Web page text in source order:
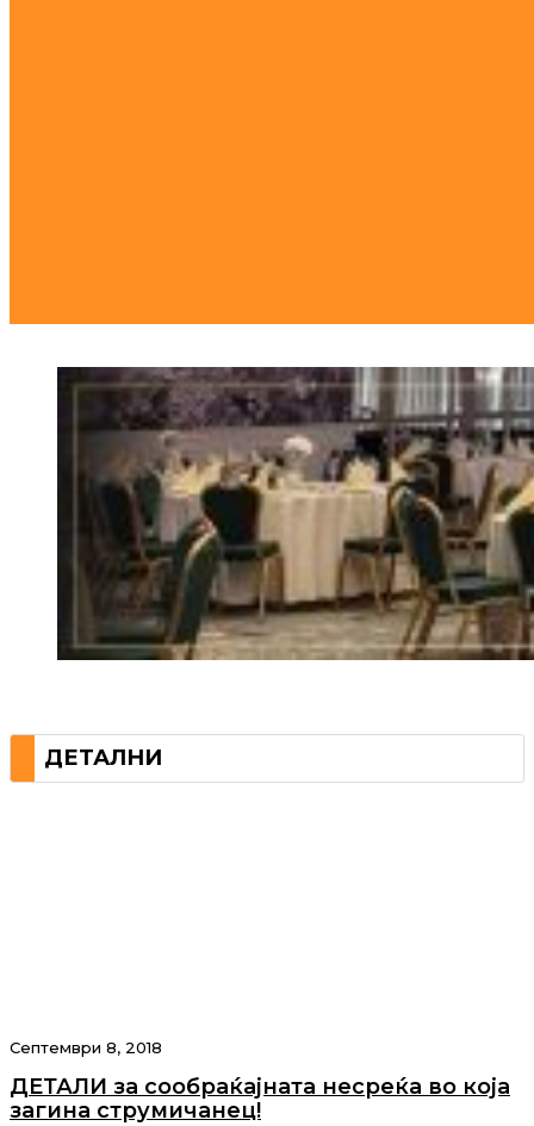
ДЕТАЛНИ
Септември 8, 2018
ДЕТАЛИ за сообраќајната несреќа во која
загина струмичанец!